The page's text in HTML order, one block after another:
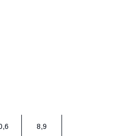
8,9